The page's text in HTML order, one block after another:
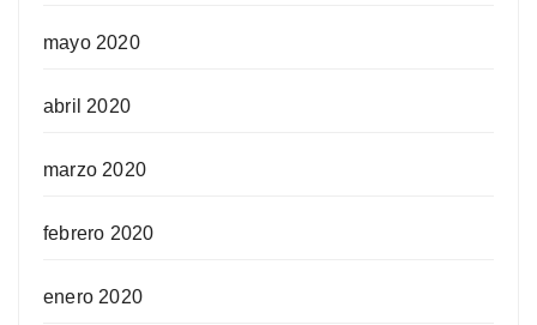
mayo 2020
abril 2020
marzo 2020
febrero 2020
enero 2020